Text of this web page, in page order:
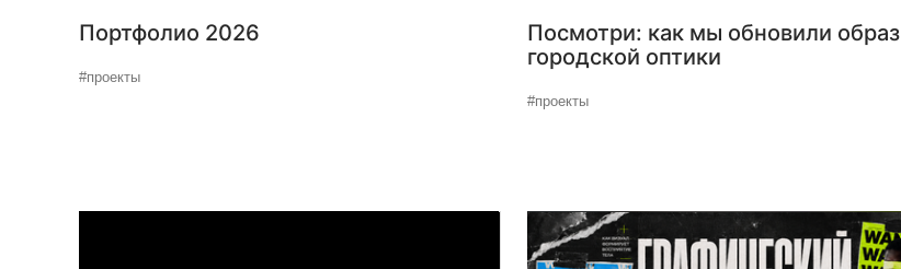
Портфолио 2026
#проекты
Посмотри: как мы обновили образ
городской оптики
#проекты